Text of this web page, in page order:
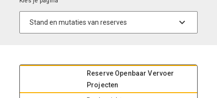
Reserve Openbaar Vervoer
Projecten